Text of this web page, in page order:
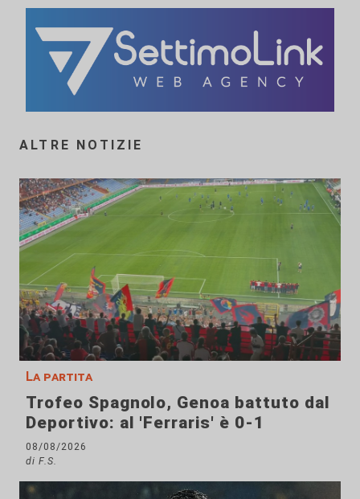
ALTRE NOTIZIE
La partita
Trofeo Spagnolo, Genoa battuto dal
Deportivo: al 'Ferraris' è 0-1
08/08/2026
di F.S.